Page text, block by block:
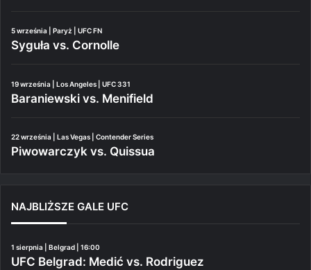
5 września | Paryż | UFC FN
Syguła vs. Cornolle
19 września | Los Angeles | UFC 331
Baraniewski vs. Menifield
22 września | Las Vegas | Contender Series
Piwowarczyk vs. Quissua
NAJBLIŻSZE GALE UFC
1 sierpnia | Belgrad | 16:00
UFC Belgrad: Medić vs. Rodriguez